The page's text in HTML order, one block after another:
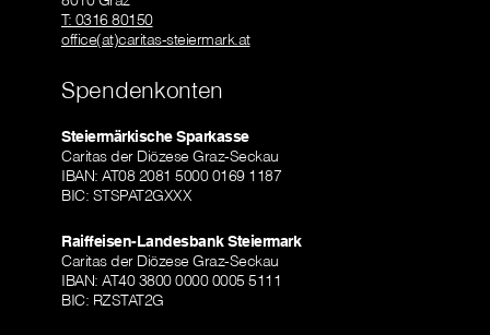
T: 0316 80150
office(at)caritas-steiermark.at
Spendenkonten
Steiermärkische Sparkasse
Caritas der Diözese Graz-Seckau
IBAN: AT08 2081 5000 0169 1187
BIC: STSPAT2GXXX
Raiffeisen-Landesbank Steiermark
Caritas der Diözese Graz-Seckau
IBAN: AT40 3800 0000 0005 5111
BIC: RZSTAT2G